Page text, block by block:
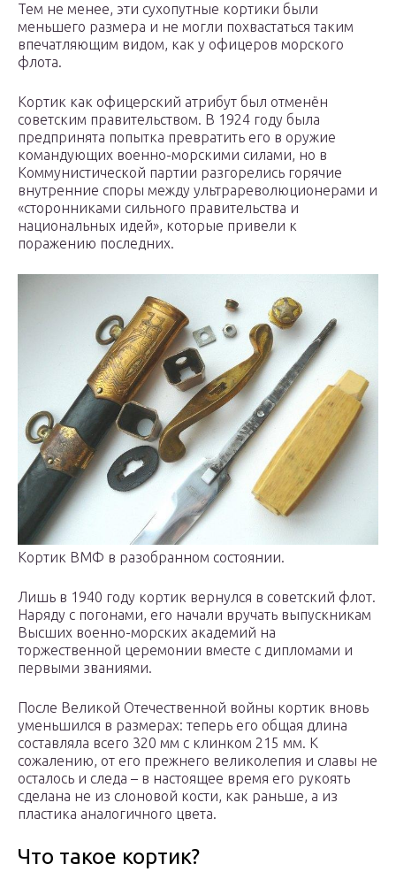
Тем не менее, эти сухопутные кортики были
меньшего размера и не могли похвастаться таким
впечатляющим видом, как у офицеров морского
флота.
Кортик как офицерский атрибут был отменён
советским правительством. В 1924 году была
предпринята попытка превратить его в оружие
командующих военно-морскими силами, но в
Коммунистической партии разгорелись горячие
внутренние споры между ультрареволюционерами и
«сторонниками сильного правительства и
национальных идей», которые привели к
поражению последних.
Кортик ВМФ в разобранном состоянии.
Лишь в 1940 году кортик вернулся в советский флот.
Наряду с погонами, его начали вручать выпускникам
Высших военно-морских академий на
торжественной церемонии вместе с дипломами и
первыми званиями.
После Великой Отечественной войны кортик вновь
уменьшился в размерах: теперь его общая длина
составляла всего 320 мм с клинком 215 мм. К
сожалению, от его прежнего великолепия и славы не
осталось и следа – в настоящее время его рукоять
сделана не из слоновой кости, как раньше, а из
пластика аналогичного цвета.
Что такое кортик?